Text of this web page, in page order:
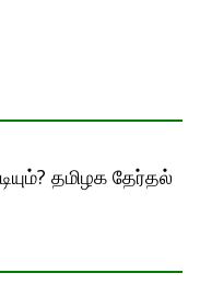
தமிழக தேர்தல்